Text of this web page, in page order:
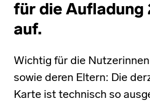
für die Aufladung
auf.
Wichtig für die
sowie deren Eltern: Die
Karte ist technisch so